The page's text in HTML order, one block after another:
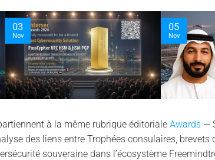
05
Nov
à la même rubrique éditoriale Awards —
des liens entre Trophées consulaires, brevets
souveraine dans l’écosystème